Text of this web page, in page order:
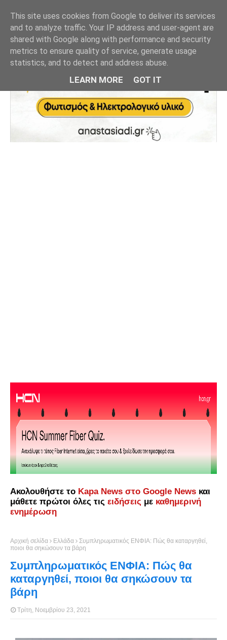
Ακολουθήστε το Kapa News στο Google News και
μάθετε πρώτοι όλες τις ειδήσεις με καθημερινή
ενημέρωση
Αρχική σελίδα Ελλάδα
Συμπληρωματικός ΕΝΦΙΑ: Πώς θα καταργηθεί,
ποιοι θα σηκώσουν τα βάρη
Συμπληρωματικός ΕΝΦΙΑ: Πώς θα
καταργηθεί, ποιοι θα σηκώσουν τα
βάρη
Τρίτη, Νοεμβρίου 23, 2021
This site uses cookies from Google to deliver its services
and to analyze traffic. Your IP address and user-agent are
shared with Google along with performance and security
metrics to ensure quality of service, generate usage
statistics, and to detect and address abuse.
LEARN MORE GOT IT